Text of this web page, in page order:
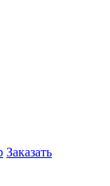
Заказать